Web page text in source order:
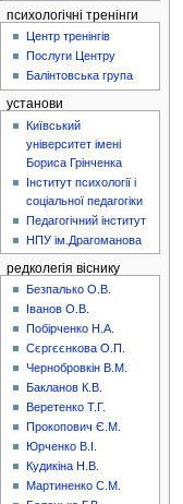
психологічні тренінги
Центр тренінгів
Послуги Центру
Балінтовська група
установи
Київський
університет імені
Бориса Грінченка
Інститут психології і
соціальної педагогіки
Педагогічний інститут
НПУ ім.Драгоманова
редколегія віснику
Безпалько О.В.
Іванов О.В.
Побірченко Н.А.
Сєргєєнкова О.П.
Чернобровкін В.М.
Бакланов К.В.
Веретенко Т.Г.
Прокопович Є.М.
Юрченко В.І.
Кудикіна Н.В.
Мартиненко С.М.